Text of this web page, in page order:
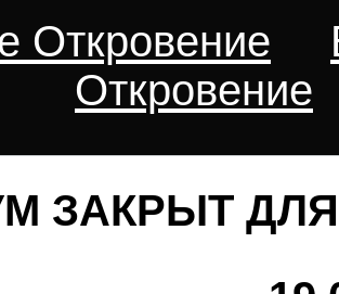
Откровение
Откровение
ЗАКРЫТ